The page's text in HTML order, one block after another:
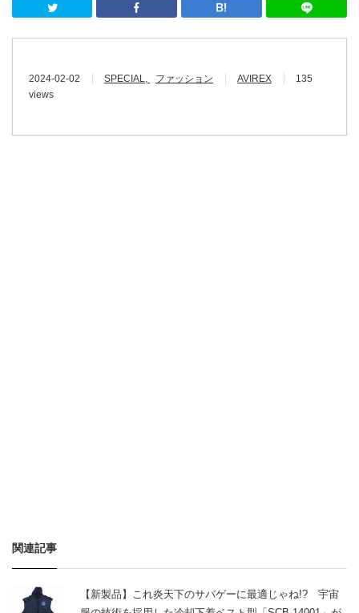
Twitter Facebook はてなブッ
2024-02-02 SPECIAL ファッション AVIREX
135
views
関連記事
【新製品】これ炎天下のサバゲーに最適じゃね!? 宇宙